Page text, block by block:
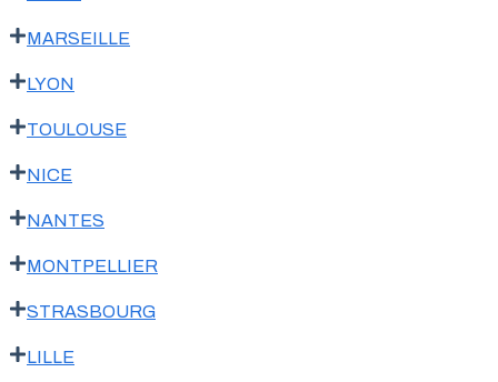
MARSEILLE
LYON
TOULOUSE
NICE
NANTES
MONTPELLIER
STRASBOURG
LILLE